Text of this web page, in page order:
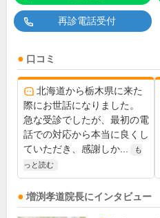
再診電話受付
口コミ
北海道から栃木県に来た
際にお世話になりました。
急な受診でしたが、最初の電
話での対応から本当に良くし
ていただき、感謝しか...
も
っと読む
増渕孝道院長にインタビュー